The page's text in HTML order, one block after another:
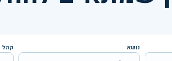
נושא קהל